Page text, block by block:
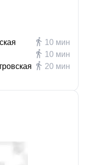
10 мин
10 мин
20 мин